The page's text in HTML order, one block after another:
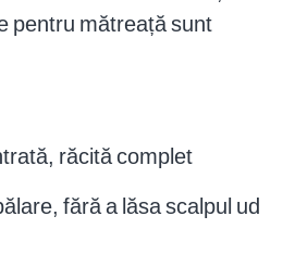
pentru mătreață sunt
răcită complet
fără a lăsa scalpul ud